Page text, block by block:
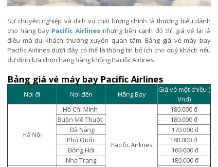
Sự chuyên nghiệp và dịch vụ chất lượng chính là thương hiệu dành
cho hãng bay Pacific Airlinesnhưng bên cạnh đó thì giá vé lại là
điều mà du khách thường xuyên quan tâm. Bảng giá vé máy bay
Pacific Airlines dưới đây có thể là thông tin bổ ích cho quý khách nếu
dự định lựa chọn hãng hàng không Pacific Airlines.
Bảng giá vé máy bay Pacific Airlines
Nơi đi Nơi đến Hãng Bay
Giá vé một chiều (
Vnd)
Hà Nội
Hồ Chí Minh
Pacific Airlines
180.000 đ
Buôn Mê Thuột
180.000 đ
Đà Nẵng
170.000 đ
Phú Quốc
180.000 đ
Đồng Hới
160.000 đ
Nha Trang
180.000 đ